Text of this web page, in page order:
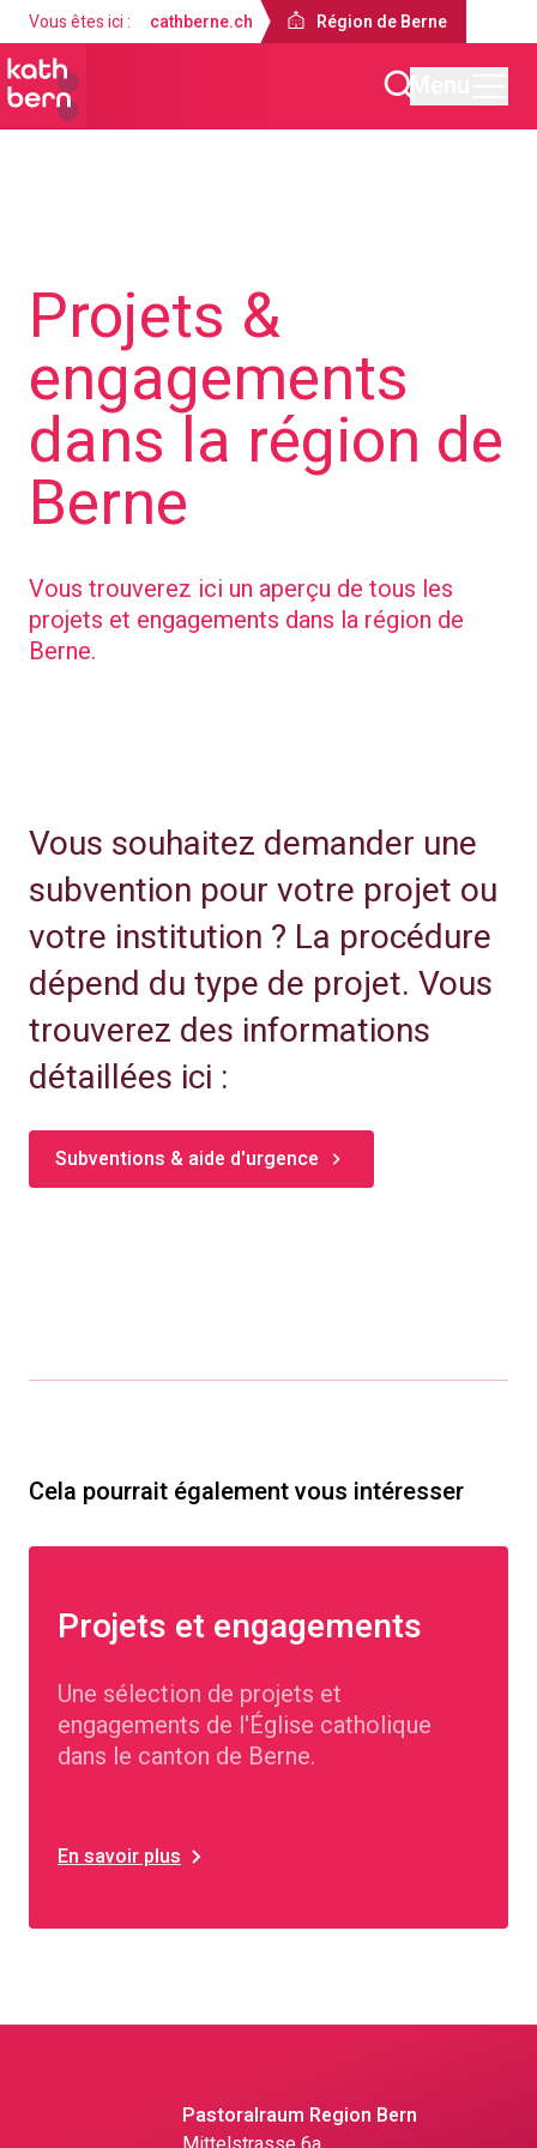
Vous êtes ici : cathberne.ch Région de Berne
Projets &
engagements
dans la région de
Berne
Vous trouverez ici un aperçu de tous les
projets et engagements dans la région de
Berne.
Vous souhaitez demander une
subvention pour votre projet ou
votre institution ? La procédure
dépend du type de projet. Vous
trouverez des informations
détaillées ici :
Subventions & aide d'urgence
Cela pourrait également vous intéresser
Projets et engagements
Une sélection de projets et
engagements de l'Église catholique
dans le canton de Berne.
En savoir plus
Pastoralraum Region Bern